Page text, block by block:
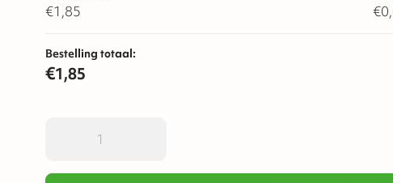
€1,85 €
Bestelling totaal:
€1,85